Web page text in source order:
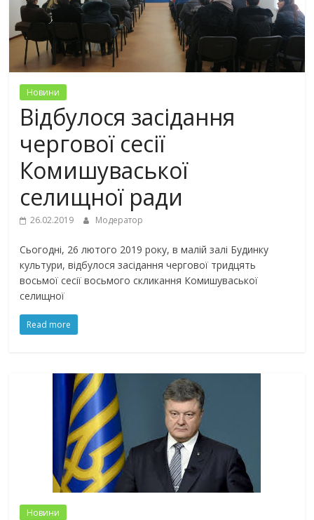
Новини
Відбулося засідання
чергової сесії
Комишуваської
селищної ради
26.02.2019 Модератор
Сьогодні, 26 лютого 2019 року, в малій залі Будинку
культури, відбулося засідання чергової тридцять
восьмої сесії восьмого скликання Комишуваської
селищної
Read more
Новини